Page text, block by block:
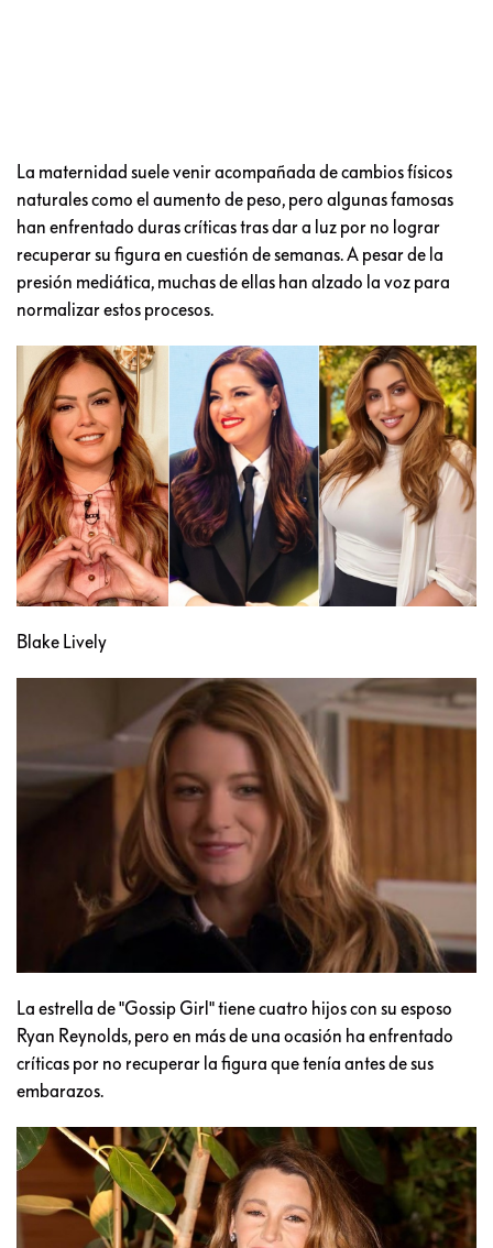
La maternidad suele venir acompañada de cambios físicos
naturales como el aumento de peso, pero algunas famosas
han enfrentado duras críticas tras dar a luz por no lograr
recuperar su figura en cuestión de semanas. A pesar de la
presión mediática, muchas de ellas han alzado la voz para
normalizar estos procesos.
Blake Lively
La estrella de "Gossip Girl" tiene cuatro hijos con su esposo
Ryan Reynolds, pero en más de una ocasión ha enfrentado
críticas por no recuperar la figura que tenía antes de sus
embarazos.